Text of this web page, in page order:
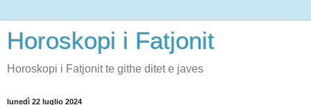
Horoskopi i Fatjonit
Horoskopi i Fatjonit te githe ditet e javes
lunedì 22 luglio 2024